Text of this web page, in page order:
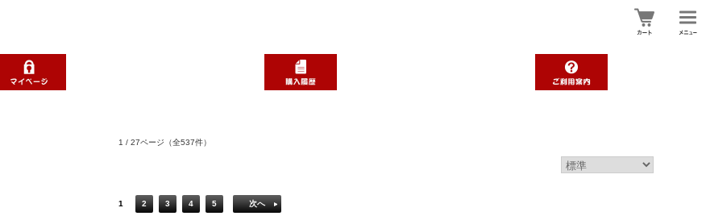
1 / 27ページ （全537件）
1 2 3 4 5 次へ